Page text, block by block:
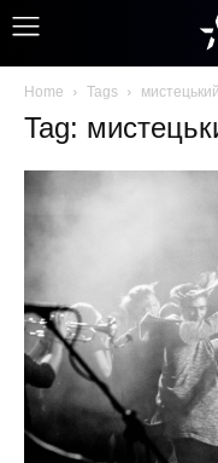
Home Tags
Tag: